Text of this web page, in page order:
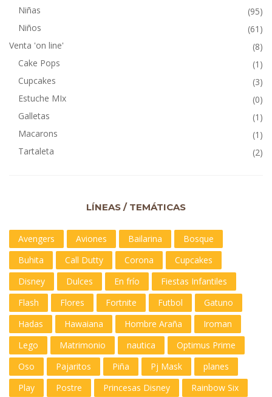
Niñas
(95)
Niños
(61)
Venta 'on line'
(8)
Cake Pops
(1)
Cupcakes
(3)
Estuche MIx
(0)
Galletas
(1)
Macarons
(1)
Tartaleta
(2)
LÍNEAS / TEMÁTICAS
Avengers Aviones Bailarina
Bosque
Buhita
Call Dutty Corona
Cupcakes
Disney
Dulces En frío
Fiestas Infantiles
Flash
Flores Fortnite Futbol
Gatuno
Hadas
Hawaiana Hombre Araña
Iroman
Lego
Matrimonio nautica
Optimus Prime
Oso
Pajaritos Piña Pj Mask
planes
Play
Postre Princesas Disney
Rainbow Six